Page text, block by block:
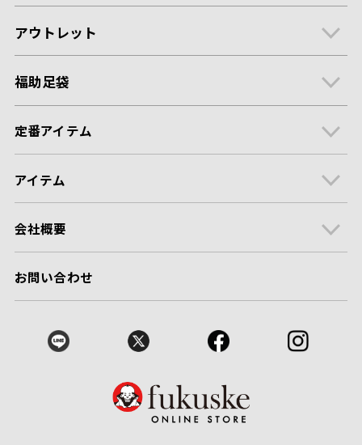
アウトレット
福助足袋
定番アイテム
アイテム
会社概要
お問い合わせ